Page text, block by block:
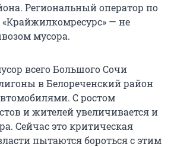
Региональный оператор по
— не
мусора.
всего Большого Сочи
в Белореченский район
С ростом
и жителей увеличивается и
Сейчас это критическая
пытаются бороться с этим